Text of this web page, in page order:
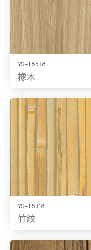
YS-T8538
橡木
YS-T8318
竹紋